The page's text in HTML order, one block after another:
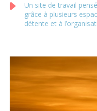
Un site de travail
grâce à plusieurs
détente et à